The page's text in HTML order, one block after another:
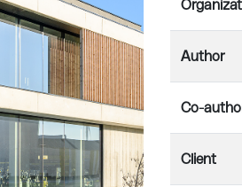
Author
Co-
Client